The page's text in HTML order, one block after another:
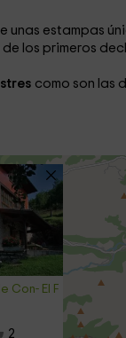
unas estampas
de los primeros
como son las
El Fresnu
2